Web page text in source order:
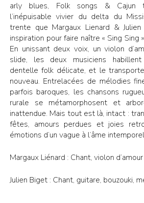
arly blues, Folk songs & Cajun
l’inépuisable vivier du delta du
trente que Margaux Lienard &
inspiration pour faire naître « Sing Sing
En unissant deux voix, un violon
slide, les deux musiciens
dentelle folk délicate, et le
nouveau. Entrelacées de mélodies
parfois baroques, les chansons
rurale se métamorphosent et
inattendue. Mais tout est là, intact :
fêtes, amours perdues et joies
émotions d’un vague à l’âme
Margaux Liénard : Chant, violon d’amour
Julien Biget : Chant, guitare, bouzouki,